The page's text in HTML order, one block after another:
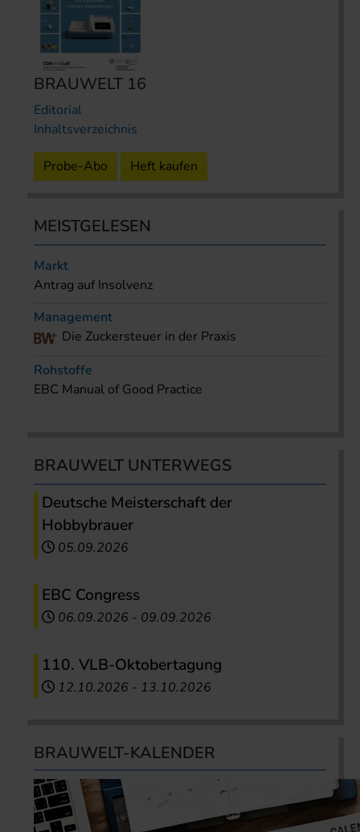
BRAUWELT 16
Editorial
Inhaltsverzeichnis
Probe-Abo Heft kaufen
MEISTGELESEN
Markt
Antrag auf Insolvenz
Management
Die Zuckersteuer in der Praxis
Rohstoffe
EBC Manual of Good Practice
BRAUWELT UNTERWEGS
Deutsche Meisterschaft der
Hobbybrauer
05.09.2026
EBC Congress
06.09.2026 - 09.09.2026
110. VLB-Oktobertagung
12.10.2026 - 13.10.2026
BRAUWELT-KALENDER